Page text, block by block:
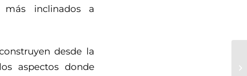
más inclinados a
desde la
aspectos donde